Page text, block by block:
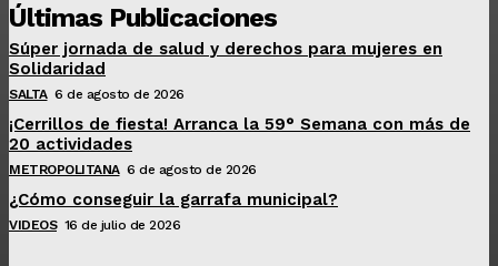
Últimas Publicaciones
Súper jornada de salud y derechos para mujeres en
Solidaridad
SALTA 6 de agosto de 2026
¡Cerrillos de fiesta! Arranca la 59° Semana con más de
20 actividades
METROPOLITANA 6 de agosto de 2026
¿Cómo conseguir la garrafa municipal?
VIDEOS 16 de julio de 2026